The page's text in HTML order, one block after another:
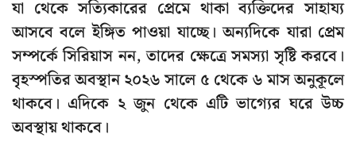
যা থেকে সত্যিকারের প্রেমে থাকা ব্যক্তিদের সাহায্য
আসবে বলে ইঙ্গিত পাওয়া যাচ্ছে। অন্যদিকে যারা প্রেম
সম্পর্কে সিরিয়াস নন, তাদের ক্ষেত্রে সমস্যা সৃষ্টি করবে।
বৃহস্পতির অবস্থান ২০২৬ সালে ৫ থেকে ৬ মাস অনুকূলে
থাকবে। এদিকে ২ জুন থেকে এটি ভাগ্যের ঘরে উচ্চ
অবস্থায় থাকবে।